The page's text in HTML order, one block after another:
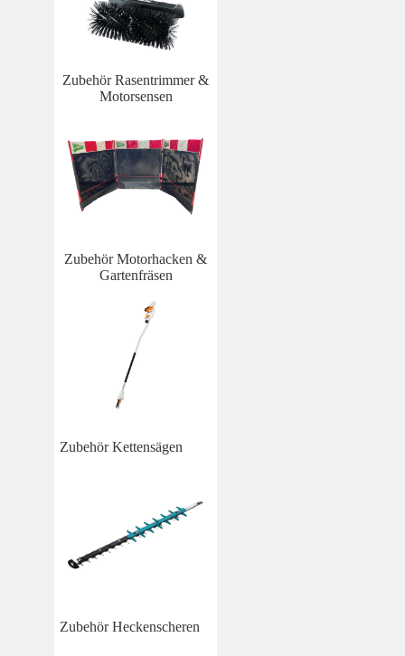
Zubehör Rasentrimmer &
Motorsensen
Zubehör Motorhacken &
Gartenfräsen
Zubehör Kettensägen
Zubehör Heckenscheren